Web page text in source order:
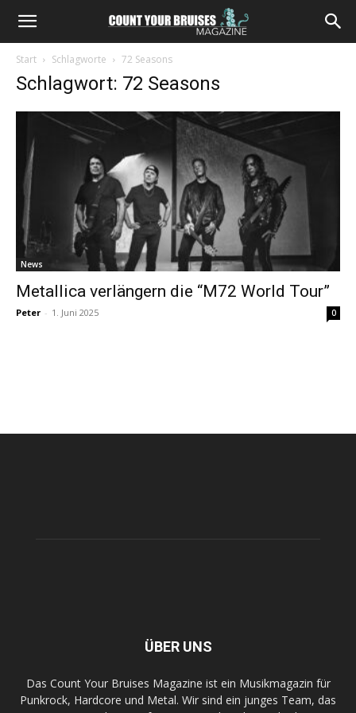
Start Schlagworte 72 Seasons
Schlagwort: 72 Seasons
News
Metallica verlängern die “M72 World Tour”
Peter - 1. Juni 2025 0
ÜBER UNS
Das Count Your Bruises Magazine ist ein Musikmagazin für
Punkrock, Hardcore und Metal. Wir sind ein junges Team, das